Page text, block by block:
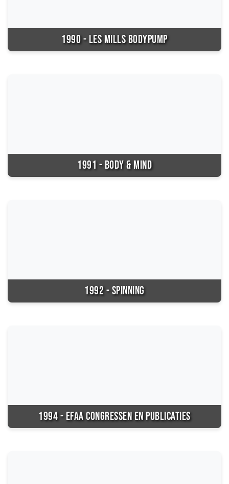
1990 - LES MILLS BODYPUMP
1991 - BODY & MIND
1992 - SPINNING
1994 - EFAA CONGRESSEN EN PUBLICATIES